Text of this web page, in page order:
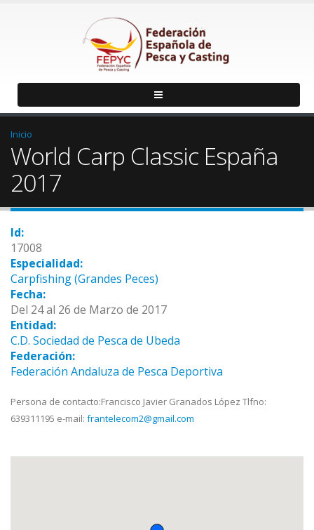
Inicio
World Carp Classic España
2017
Id:
17008
Especialidad:
Carpfishing (Grandes Peces)
Fecha:
Del 24 al 26 de Marzo de 2017
Entidad:
C.D. Sociedad de Pesca de Ubeda
Federación:
Federación Andaluza de Pesca Deportiva
Persona de contacto:Francisco Javier Granados López Tlfno:
639311195 e-mail: frantelecom2@gmail.com